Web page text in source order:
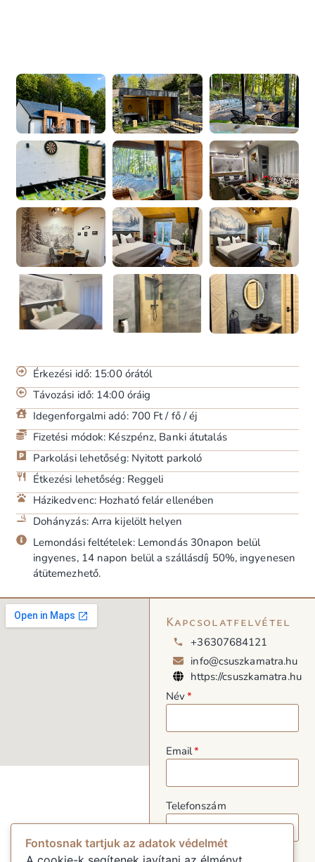
Érkezési idő: 15:00 órától
Távozási idő: 14:00 óráig
Idegenforgalmi adó: 700 Ft / fő / éj
Fizetési módok: Készpénz, Banki átutalás
Parkolási lehetőség: Nyitott parkoló
Étkezési lehetőség: Reggeli
Házikedvenc: Hozható felár ellenében
Dohányzás: Arra kijelölt helyen
Lemondási feltételek: Lemondás 30napon belül
ingyenes, 14 napon belül a szállásdíj 50%, ingyenesen
átütemezhető.
Kapcsolatfelvétel
+36307684121
info@csuszkamatra.hu
https://csuszkamatra.hu
Név
Email
Telefonszám
Fontosnak tartjuk az adatok védelmét